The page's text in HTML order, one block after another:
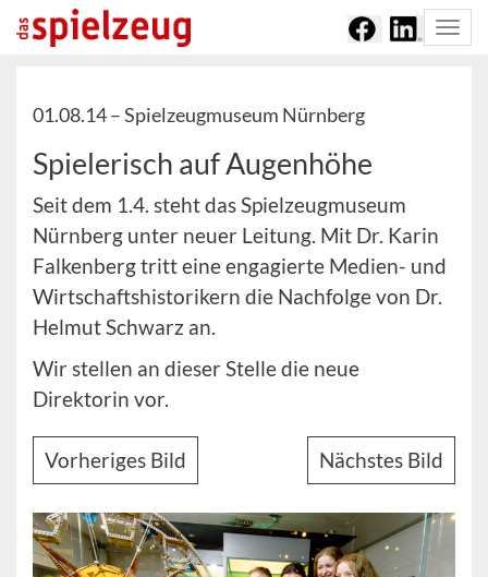
01.08.14 –Spielzeugmuseum Nürnberg
Spielerisch auf Augenhöhe
Seit dem 1.4. steht das Spielzeugmuseum
Nürnberg unter neuer Leitung. Mit Dr. Karin
Falkenberg tritt eine engagierte Medien- und
Wirtschaftshistorikern die Nachfolge von Dr.
Helmut Schwarz an.
Wir stellen an dieser Stelle die neue
Direktorin vor.
Vorheriges Bild Nächstes Bild